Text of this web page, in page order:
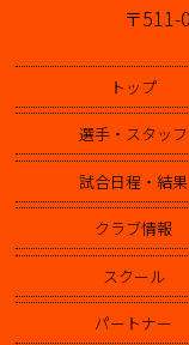
〒
トップ
選手・スタッフ
試合日程・結果
クラブ情報
スクール
パートナー